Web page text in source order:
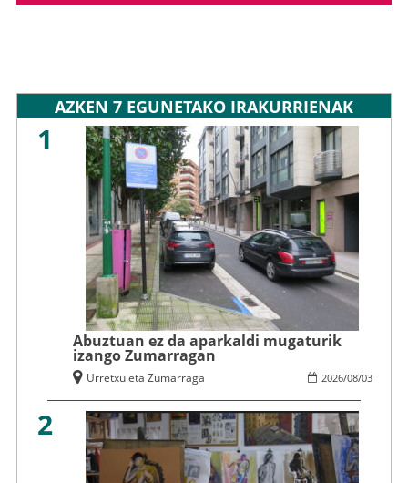
AZKEN 7 EGUNETAKO IRAKURRIENAK
1
Abuztuan ez da aparkaldi mugaturik
izango Zumarragan
2026/08/03
Urretxu eta Zumarraga
2